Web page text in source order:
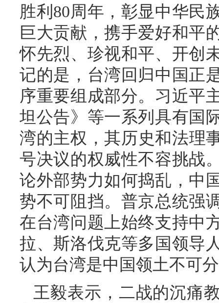
胜利80周年，彰显中华民
巨大贡献，携手爱好和平
怀先烈、珍视和平、开创
记的是，台湾回归中国正
序重要组成部分。习近平
坦公告》等一系列具有国
湾的主权，其历史和法理
号决议的权威性不容挑战
论外部势力如何捣乱，中
势不可阻挡。普京总统强
在台湾问题上始终支持中
拉、斯洛伐克等多国领导
认为台湾是中国领土不可
王毅表示，二战的沉痛